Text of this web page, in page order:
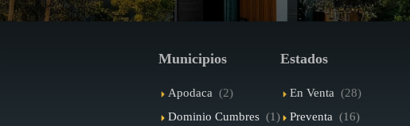
Municipios
Apodaca (2)
Dominio Cumbres (1)
Estados
En Venta (28)
Preventa (16)